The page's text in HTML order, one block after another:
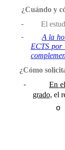
¿Cuándo y
- El
-
A la
ECTS por
¿Cómo
- En
grado, el
o